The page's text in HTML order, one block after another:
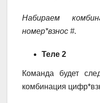
Набираем
номер*взнос #.
Теле 2
Команда будет
комбинация